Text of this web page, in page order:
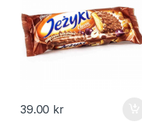
39.00 kr